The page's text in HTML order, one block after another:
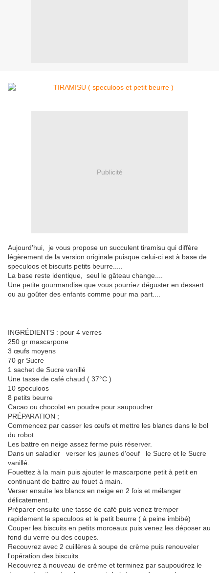
Publicité
Aujourd'hui, je vous propose un succulent tiramisu qui diffère
légèrement de la version originale puisque celui-ci est à base de
speculoos et biscuits petits beurre.....
La base reste identique, seul le gâteau change....
Une petite gourmandise que vous pourriez déguster en dessert
ou au goûter des enfants comme pour ma part....
INGRÉDIENTS : pour 4 verres
250 gr mascarpone
3 œufs moyens
70 gr Sucre
1 sachet de Sucre vanillé
Une tasse de café chaud ( 37°C )
10 speculoos
8 petits beurre
Cacao ou chocolat en poudre pour saupoudrer
PRÉPARATION ;
Commencez par casser les œufs et mettre les blancs dans le bol
du robot.
Les battre en neige assez ferme puis réserver.
Dans un saladier verser les jaunes d'oeuf le Sucre et le Sucre
vanillé.
Fouettez à la main puis ajouter le mascarpone petit à petit en
continuant de battre au fouet à main.
Verser ensuite les blancs en neige en 2 fois et mélanger
délicatement.
Préparer ensuite une tasse de café puis venez tremper
rapidement le speculoos et le petit beurre ( à peine imbibé)
Couper les biscuits en petits morceaux puis venez les déposer au
fond du verre ou des coupes.
Recouvrez avec 2 cuillères à soupe de crème puis renouveler
l'opération des biscuits.
Recouvrez à nouveau de crème et terminez par saupoudrez le